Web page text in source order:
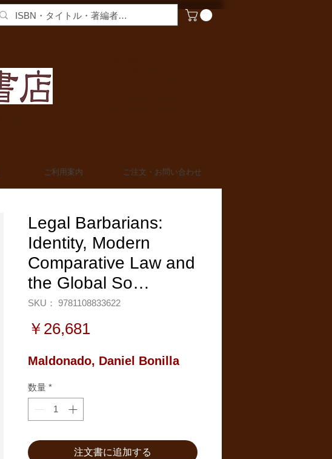
ご利用案内 ご注文・お問い合わせ
Legal Barbarians:
Identity, Modern
Comparative Law and
the Global So…
SKU： 9781108833622
￥26,681
Maldonado, Daniel Bonilla
数量 *
注文書に追加する